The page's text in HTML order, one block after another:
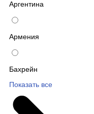
Аргентина
Армения
Бахрейн
Показать все